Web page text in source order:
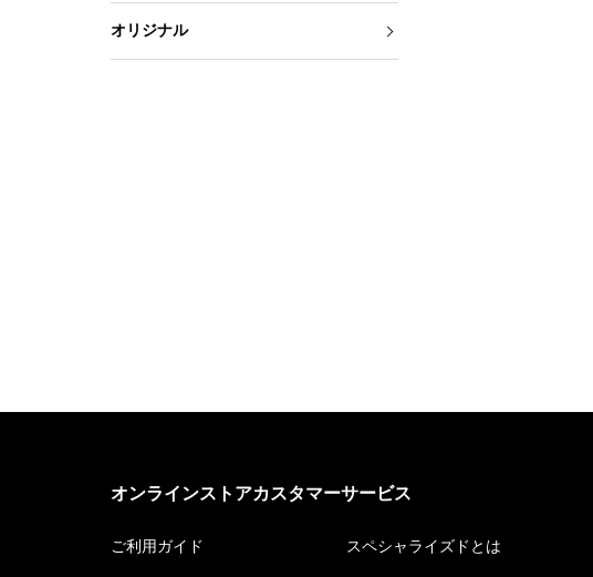
オリジナル
オンラインストアカスタマーサービス
ご利用ガイド スペシャライズドとは